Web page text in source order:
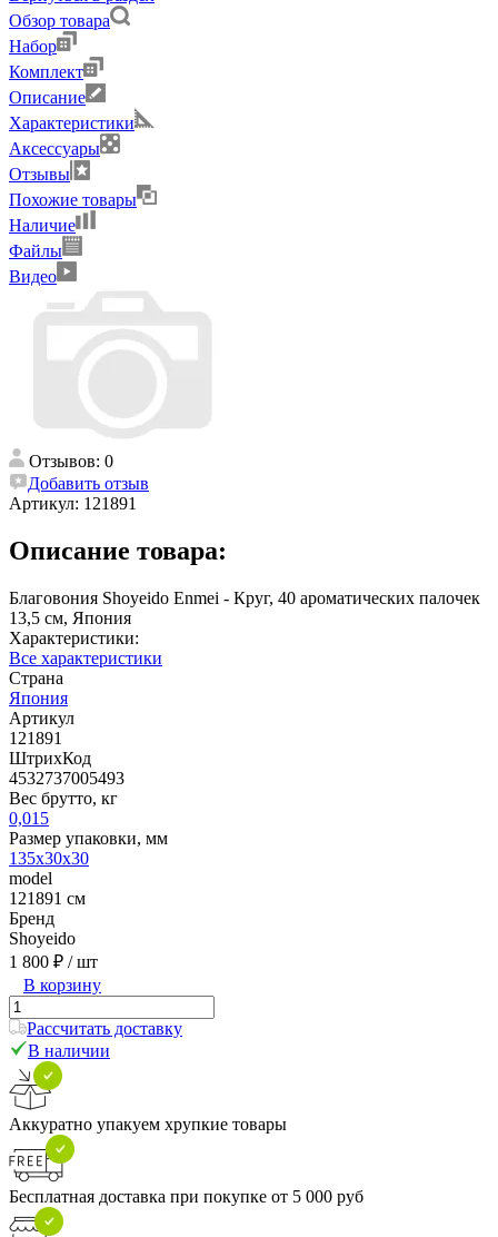
Обзор товара
Набор
Комплект
Описание
Характеристики
Аксессуары
Отзывы
Похожие товары
Наличие
Файлы
Видео
Отзывов: 0
Добавить отзыв
Артикул: 121891
Описание товара:
Благовония Shoyeido Enmei - Круг, 40 ароматических палочек
13,5 см, Япония
Характеристики:
Все характеристики
Страна
Япония
Артикул
121891
ШтрихКод
4532737005493
Вес брутто, кг
0,015
Размер упаковки, мм
135x30x30
model
121891 см
Бренд
Shoyeido
1 800 ₽ / шт
В корзину
Рассчитать доставку
В наличии
Аккуратно упакуем хрупкие товары
Бесплатная доставка при покупке от 5 000 руб